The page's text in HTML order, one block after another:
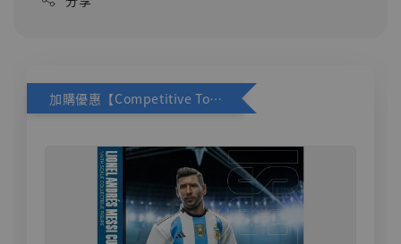
加購優惠【Competitive Toys 梅西 [CM001]】